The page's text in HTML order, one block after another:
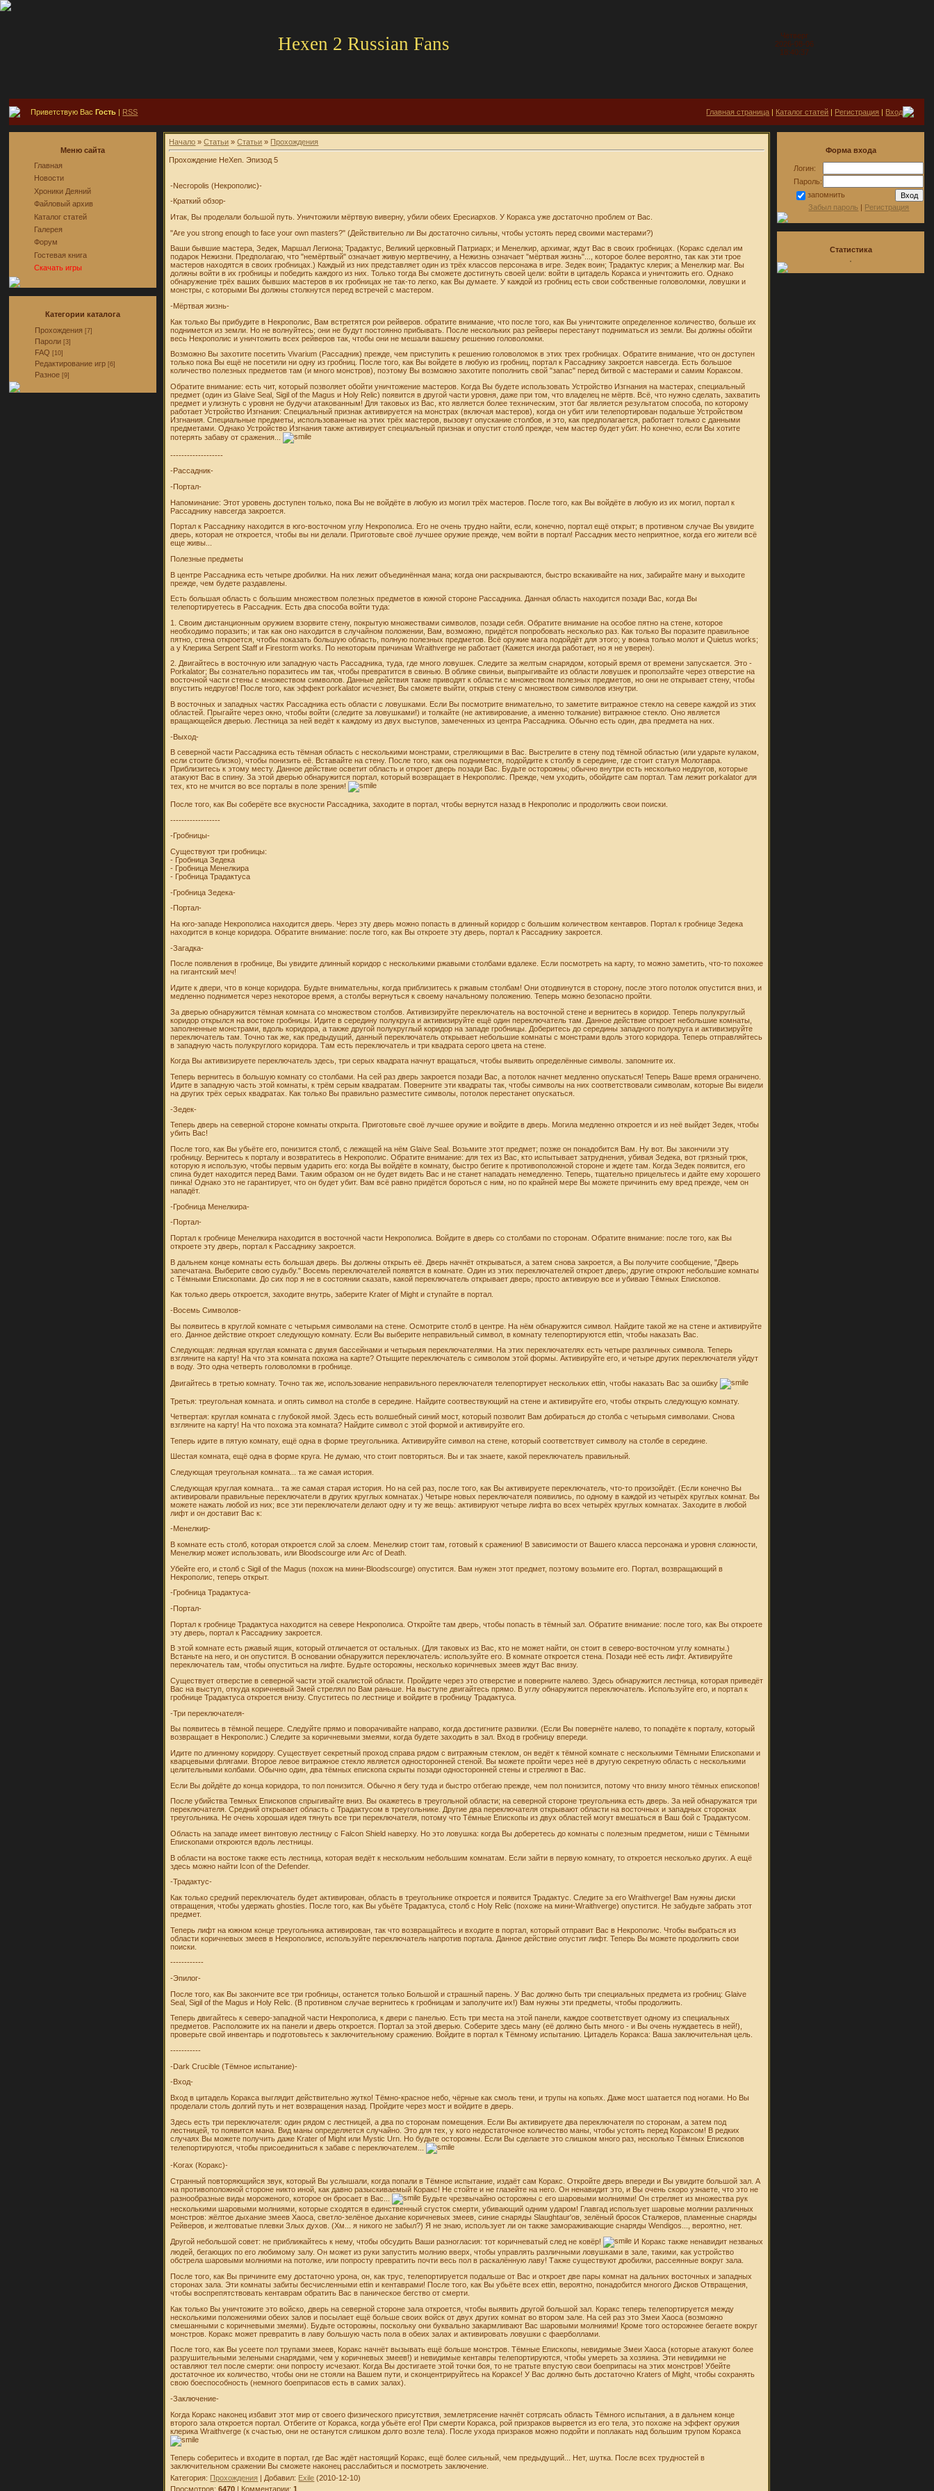
Hexen 2 Russian Fans
Четверг
2026-08-06
18:40:37
Приветствую ВасГость | RSS Главная страница | Каталог статей | Регистрация | Вход
Меню сайта
Главная
Новости
Хроники Деяний
Файловый архив
Каталог статей
Галерея
Форум
Гостевая книга
Скачать игры
Категории каталога
Прохождения [7]
Пароли [3]
FAQ [10]
Редактирование игр [6]
Разное [9]
Начало »Статьи »Статьи » Прохождения
Прохождение HeXen. Эпизод 5
-Necropolis (Некрополис)-
-Краткий обзор-
Итак, Вы проделали большой путь. Уничтожили мёртвую виверну, убили обеих Ересиархов. У Коракса уже достаточно проблем от Вас.
"Are you strong enough to face your own masters?" (Действительно ли Вы достаточно сильны, чтобы устоять перед своими мастерами?)
Ваши бывшие мастера, Зедек, Маршал Легиона; Традактус, Великий церковный Патриарх; и Менелкир, архимаг, ждут Вас в своих гробницах. (Коракс сделал им
подарок Нежизни. Предполагаю, что "немёртвый" означает живую мертвечину, а Нежизнь означает "мёртвая жизнь"..., которое более вероятно, так как эти трое
мастеров находятся в своих гробницах.) Каждый из них представляет один из трёх классов персонажа в игре. Зедек воин; Традактус клерик; а Менелкир маг. Вы
должны войти в их гробницы и победить каждого из них. Только тогда Вы сможете достигнуть своей цели: войти в цитадель Коракса и уничтожить его. Однако
обнаружение трёх ваших бывших мастеров в их гробницах не так-то легко, как Вы думаете. У каждой из гробниц есть свои собственные головоломки, ловушки и
монстры, с которыми Вы должны столкнутся перед встречей с мастером.
-Мёртвая жизнь-
Как только Вы прибудите в Некрополис, Вам встретятся рои рейверов. обратите внимание, что после того, как Вы уничтожите определенное количество, больше их
поднимется из земли. Но не волнуйтесь; они не будут постоянно прибывать. После нескольких раз рейверы перестанут подниматься из земли. Вы должны обойти
весь Некрополис и уничтожить всех рейверов так, чтобы они не мешали вашему решению головоломки.
Возможно Вы захотите посетить Vivarium (Рассадник) прежде, чем приступить к решению головоломок в этих трех гробницах. Обратите внимание, что он доступен
только пока Вы ещё не посетили ни одну из гробниц. После того, как Вы войдете в любую из гробниц, портал к Рассаднику закроется навсегда. Есть большое
количество полезных предметов там (и много монстров), поэтому Вы возможно захотите пополнить свой "запас" перед битвой с мастерами и самим Кораксом.
Обратите внимание: есть чит, который позволяет обойти уничтожение мастеров. Когда Вы будете использовать Устройство Изгнания на мастерах, специальный
предмет (один из Glaive Seal, Sigil of the Magus и Holy Relic) появится в другой части уровня, даже при том, что владелец не мёртв. Всё, что нужно сделать, захватить
предмет и улизнуть с уровня не будучи атакованным! Для таковых из Вас, кто является более техническим, этот баг является результатом способа, по которому
работает Устройство Изгнания: Специальный признак активируется на монстрах (включая мастеров), когда он убит или телепортирован подальше Устройством
Изгнания. Специальные предметы, использованные на этих трёх мастеров, вызовут опускание столбов, и это, как предполагается, работает только с данными
предметами. Однако Устройство Изгнания также активирует специальный признак и опустит столб прежде, чем мастер будет убит. Но конечно, если Вы хотите
потерять забаву от сражения...
-------------------
-Рассадник-
-Портал-
Напоминание: Этот уровень доступен только, пока Вы не войдёте в любую из могил трёх мастеров. После того, как Вы войдёте в любую из их могил, портал к
Рассаднику навсегда закроется.
Портал к Рассаднику находится в юго-восточном углу Некрополиса. Его не очень трудно найти, если, конечно, портал ещё открыт; в противном случае Вы увидите
дверь, которая не откроется, чтобы вы ни делали. Приготовьте своё лучшее оружие прежде, чем войти в портал! Рассадник место неприятное, когда его жители всё
еще живы...
Полезные предметы
В центре Рассадника есть четыре дробилки. На них лежит объединённая мана; когда они раскрываются, быстро вскакивайте на них, забирайте ману и выходите
прежде, чем будете раздавлены.
Есть большая область с большим множеством полезных предметов в южной стороне Рассадника. Данная область находится позади Вас, когда Вы
телепортируетесь в Рассадник. Есть два способа войти туда:
1. Своим дистанционным оружием взорвите стену, покрытую множествами символов, позади себя. Обратите внимание на особое пятно на стене, которое
необходимо поразить; и так как оно находится в случайном положении, Вам, возможно, придётся попробовать несколько раз. Как только Вы поразите правильное
пятно, стена откроется, чтобы показать большую область, полную полезных предметов. Всё оружие мага подойдёт для этого; у воина только молот и Quietus works;
а у Клерика Serpent Staff и Firestorm works. По некоторым причинам Wraithverge не работает (Кажется иногда работает, но я не уверен).
2. Двигайтесь в восточную или западную часть Рассадника, туда, где много ловушек. Следите за желтым снарядом, который время от времени запускается. Это -
Porkalator; Вы сознательно поразитесь им так, чтобы превратится в свинью. В облике свиньи, выпрыгивайте из области ловушек и проползайте через отверстие на
восточной части стены с множеством символов. Данные действия также приводят к области с множеством полезных предметов, но они не открывает стену, чтобы
впустить недругов! После того, как эффект porkalator исчезнет, Вы сможете выйти, открыв стену с множеством символов изнутри.
В восточных и западных частях Рассадника есть области с ловушками. Если Вы посмотрите внимательно, то заметите витражное стекло на севере каждой из этих
областей. Прыгайте через окно, чтобы войти (следите за ловушками!) и толкайте (не активирование, а именно толкание) витражное стекло. Оно является
вращающейся дверью. Лестница за ней ведёт к каждому из двух выступов, замеченных из центра Рассадника. Обычно есть один, два предмета на них.
-Выход-
В северной части Рассадника есть тёмная область с несколькими монстрами, стреляющими в Вас. Выстрелите в стену под тёмной областью (или ударьте кулаком,
если стоите близко), чтобы понизить её. Вставайте на стену. После того, как она поднимется, подойдите к столбу в середине, где стоит статуя Молотавра.
Приблизитесь к этому месту. Данное действие осветит область и откроет дверь позади Вас. Будьте осторожны; обычно внутри есть несколько недругов, которые
атакуют Вас в спину. За этой дверью обнаружится портал, который возвращает в Некрополис. Прежде, чем уходить, обойдите сам портал. Там лежит porkalator для
тех, кто не мчится во все порталы в поле зрения!
После того, как Вы соберёте все вкусности Рассадника, заходите в портал, чтобы вернутся назад в Некрополис и продолжить свои поиски.
------------------
-Гробницы-
Существуют три гробницы:
- Гробница Зедека
- Гробница Менелкира
- Гробница Традактуса
-Гробница Зедека-
-Портал-
На юго-западе Некрополиса находится дверь. Через эту дверь можно попасть в длинный коридор с большим количеством кентавров. Портал к гробнице Зедека
находится в конце коридора. Обратите внимание: после того, как Вы откроете эту дверь, портал к Рассаднику закроется.
-Загадка-
После появления в гробнице, Вы увидите длинный коридор с несколькими ржавыми столбами вдалеке. Если посмотреть на карту, то можно заметить, что-то похожее
на гигантский меч!
Идите к двери, что в конце коридора. Будьте внимательны, когда приблизитесь к ржавым столбам! Они отодвинутся в сторону, после этого потолок опустится вниз, и
медленно поднимется через некоторое время, а столбы вернуться к своему начальному положению. Теперь можно безопасно пройти.
За дверью обнаружится тёмная комната со множеством столбов. Активизируйте переключатель на восточной стене и вернитесь в коридор. Теперь полукруглый
коридор открылся на востоке гробницы. Идите в середину полукруга и активизируйте ещё один переключатель там. Данное действие откроет небольшие комнаты,
заполненные монстрами, вдоль коридора, а также другой полукруглый коридор на западе гробницы. Доберитесь до середины западного полукруга и активизируйте
переключатель там. Точно так же, как предыдущий, данный переключатель открывает небольшие комнаты с монстрами вдоль этого коридора. Теперь отправляйтесь
в западную часть полукруглого коридора. Там есть переключатель и три квадрата серого цвета на стене.
Когда Вы активизируете переключатель здесь, три серых квадрата начнут вращаться, чтобы выявить определённые символы. запомните их.
Теперь вернитесь в большую комнату со столбами. На сей раз дверь закроется позади Вас, а потолок начнет медленно опускаться! Теперь Ваше время ограничено.
Идите в западную часть этой комнаты, к трём серым квадратам. Поверните эти квадраты так, чтобы символы на них соответствовали символам, которые Вы видели
на других трёх серых квадратах. Как только Вы правильно разместите символы, потолок перестанет опускаться.
-Зедек-
Теперь дверь на северной стороне комнаты открыта. Приготовьте своё лучшее оружие и войдите в дверь. Могила медленно откроется и из неё выйдет Зедек, чтобы
убить Вас!
После того, как Вы убьёте его, понизится столб, с лежащей на нём Glaive Seal. Возьмите этот предмет; позже он понадобится Вам. Ну вот. Вы закончили эту
гробницу. Вернитесь к порталу и возвратитесь в Некрополис. Обратите внимание: для тех из Вас, кто испытывает затруднения, убивая Зедека, вот грязный трюк,
которую я использую, чтобы первым ударить его: когда Вы войдёте в комнату, быстро бегите к противоположной стороне и ждете там. Когда Зедек появится, его
спина будет находится перед Вами. Таким образом он не будет видеть Вас и не станет нападать немедленно. Теперь, тщательно прицельтесь и дайте ему хорошего
пинка! Однако это не гарантирует, что он будет убит. Вам всё равно придётся бороться с ним, но по крайней мере Вы можете причинить ему вред прежде, чем он
нападёт.
-Гробница Менелкира-
-Портал-
Портал к гробнице Менелкира находится в восточной части Некрополиса. Войдите в дверь со столбами по сторонам. Обратите внимание: после того, как Вы
откроете эту дверь, портал к Рассаднику закроется.
В дальнем конце комнаты есть большая дверь. Вы должны открыть её. Дверь начнёт открываться, а затем снова закроется, а Вы получите сообщение, "Дверь
запечатана. Выберите свою судьбу." Восемь переключателей появятся в комнате. Один из этих переключателей откроет дверь; другие откроют небольшие комнаты
с Тёмными Епископами. До сих пор я не в состоянии сказать, какой переключатель открывает дверь; просто активирую все и убиваю Тёмных Епископов.
Как только дверь откроется, заходите внутрь, заберите Krater of Might и ступайте в портал.
-Восемь Символов-
Вы появитесь в круглой комнате с четырьмя символами на стене. Осмотрите столб в центре. На нём обнаружится символ. Найдите такой же на стене и активируйте
его. Данное действие откроет следующую комнату. Если Вы выберите неправильный символ, в комнату телепортируются ettin, чтобы наказать Вас.
Следующая: ледяная круглая комната с двумя бассейнами и четырьмя переключателями. На этих переключателях есть четыре различных символа. Теперь
взгляните на карту! На что эта комната похожа на карте? Отыщите переключатель с символом этой формы. Активируйте его, и четыре других переключателя уйдут
в воду. Это одна четверть головоломки в гробнице.
Двигайтесь в третью комнату. Точно так же, использование неправильного переключателя телепортирует нескольких ettin, чтобы наказать Вас за ошибку
Третья: треугольная комната. и опять символ на столбе в середине. Найдите соотвествующий на стене и активируйте его, чтобы открыть следующую комнату.
Четвертая: круглая комната с глубокой ямой. Здесь есть волшебный синий мост, который позволит Вам добираться до столба с четырьмя символами. Снова
взгляните на карту! На что похожа эта комната? Найдите символ с этой формой и активируйте его.
Теперь идите в пятую комнату, ещё одна в форме треугольника. Активируйте символ на стене, который соответствует символу на столбе в середине.
Шестая комната, ещё одна в форме круга. Не думаю, что стоит повторяться. Вы и так знаете, какой переключатель правильный.
Следующая треугольная комната... та же самая история.
Следующая круглая комната... та же самая старая история. Но на сей раз, после того, как Вы активируете переключатель, что-то произойдёт. (Если конечно Вы
активировали правильные переключатели в других круглых комнатах.) Четыре новых переключателя появились, по одному в каждой из четырёх круглых комнат. Вы
можете нажать любой из них; все эти переключатели делают одну и ту же вещь: активируют четыре лифта во всех четырёх круглых комнатах. Заходите в любой
лифт и он доставит Вас к:
-Mенелкир-
В комнате есть столб, которая откроется слой за слоем. Менелкир стоит там, готовый к сражению! В зависимости от Вашего класса персонажа и уровня сложности,
Менелкир может использовать, или Bloodscourge или Arc of Death.
Убейте его, и столб с Sigil of the Magus (похож на мини-Bloodscourge) опустится. Вам нужен этот предмет, поэтому возьмите его. Портал, возвращающий в
Некрополис, теперь открыт.
-Гробница Традактуса-
-Портал-
Портал к гробнице Традактуса находится на севере Некрополиса. Откройте там дверь, чтобы попасть в тёмный зал. Обратите внимание: после того, как Вы откроете
эту дверь, портал к Рассаднику закроется.
В этой комнате есть ржавый ящик, который отличается от остальных. (Для таковых из Вас, кто не может найти, он стоит в северо-восточном углу комнаты.)
Встаньте на него, и он опустится. В основании обнаружится переключатель: используйте его. В комнате откроется стена. Позади неё есть лифт. Активируйте
переключатель там, чтобы опуститься на лифте. Будьте осторожны, несколько коричневых змеев ждут Вас внизу.
Существует отверстие в северной части этой скалистой области. Пройдите через это отверстие и поверните налево. Здесь обнаружится лестница, которая приведёт
Вас на выступ, откуда коричневый Змей стрелял по Вам раньше. На выступе двигайтесь прямо. В углу обнаружится переключатель. Используйте его, и портал к
гробнице Традактуса откроется внизу. Спуститесь по лестнице и войдите в гробницу Традактуса.
-Три переключателя-
Вы появитесь в тёмной пещере. Следуйте прямо и поворачивайте направо, когда достигните развилки. (Если Вы повернёте налево, то попадёте к порталу, который
возвращает в Некрополис.) Следите за коричневыми змеями, когда будете заходить в зал. Вход в гробницу впереди.
Идите по длинному коридору. Существует секретный проход справа рядом с витражным стеклом, он ведёт к тёмной комнате с несколькими Тёмными Епископами и
кварцевыми флягами. Второе левое витражное стекло является односторонней стеной. Вы можете пройти через неё в другую секретную область с несколькими
целительными колбами. Обычно один, два тёмных епископа скрыты позади односторонней стены и стреляют в Вас.
Если Вы дойдёте до конца коридора, то пол понизится. Обычно я бегу туда и быстро отбегаю прежде, чем пол понизится, потому что внизу много тёмных епископов!
После убийства Темных Епископов спрыгивайте вниз. Вы окажетесь в треугольной области; на северной стороне треугольника есть дверь. За ней обнаружатся три
переключателя. Средний открывает область с Традактусом в треугольнике. Другие два переключателя открывают области на восточных и западных сторонах
треугольника. Не очень хорошая идея тянуть все три переключателя, потому что Тёмные Епископы из двух областей могут вмешаться в Ваш бой с Традактусом.
Область на западе имеет винтовую лестницу с Falcon Shield наверху. Но это ловушка: когда Вы доберетесь до комнаты с полезным предметом, ниши с Тёмными
Епископами откроются вдоль лестницы.
В области на востоке также есть лестница, которая ведёт к нескольким небольшим комнатам. Если зайти в первую комнату, то откроется несколько других. А ещё
здесь можно найти Icon of the Defender.
-Традактус-
Как только средний переключатель будет активирован, область в треугольнике откроется и появится Традактус. Следите за его Wraithverge! Вам нужны диски
отвращения, чтобы удержать ghosties. После того, как Вы убьёте Традактуса, столб с Holy Relic (похоже на мини-Wraithverge) опустится. Не забудьте забрать этот
предмет.
Теперь лифт на южном конце треугольника активирован, так что возвращайтесь и входите в портал, который отправит Вас в Некрополис. Чтобы выбраться из
области коричневых змеев в Некрополисе, используйте переключатель напротив портала. Данное действие опустит лифт. Теперь Вы можете продолжить свои
поиски.
------------
-Эпилог-
После того, как Вы закончите все три гробницы, останется только Большой и страшный парень. У Вас должно быть три специальных предмета из гробниц: Glaive
Seal, Sigil of the Magus и Holy Relic. (В противном случае вернитесь к гробницам и заполучите их!) Вам нужны эти предметы, чтобы продолжить.
Теперь двигайтесь к северо-западной части Некрополиса, к двери с панелью. Есть три места на этой панели, каждое соответствует одному из специальных
предметов. Расположите их на панели и дверь откроется. Портал за этой дверью. Соберите здесь ману (её должно быть много - и Вы очень нуждаетесь в ней!),
проверьте свой инвентарь и подготовьтесь к заключительному сражению. Войдите в портал к Тёмному испытанию. Цитадель Коракса: Ваша заключительная цель.
-----------
-Dark Crucible (Тёмное испытание)-
-Вход-
Вход в цитадель Коракса выглядит действительно жутко! Тёмно-красное небо, чёрные как смоль тени, и трупы на копьях. Даже мост шатается под ногами. Но Вы
проделали столь долгий путь и нет возвращения назад. Пройдите через мост и войдите в дверь.
Здесь есть три переключателя: один рядом с лестницей, а два по сторонам помещения. Если Вы активируете два переключателя по сторонам, а затем под
лестницей, то появится мана. Вид маны определяется случайно. Это для тех, у кого недостаточное количество маны, чтобы устоять перед Кораксом! В редких
случаях Вы можете получить даже Krater of Might или Mystic Urn. Но будьте осторожны. Если Вы сделаете это слишком много раз, несколько Тёмных Епископов
телепортируются, чтобы присоединиться к забаве с переключателем...
-Korax (Коракс)-
Странный повторяющийся звук, который Вы услышали, когда попали в Тёмное испытание, издаёт сам Коракс. Откройте дверь впереди и Вы увидите большой зал. А
на противоположной стороне никто иной, как давно разыскиваемый Коракс! Не стойте и не глазейте на него. Он ненавидит это, и Вы очень скоро узнаете, что это не
разнообразные виды мороженого, которое он бросает в Вас...
Будьте чрезвычайно осторожны с его шаровыми молниями! Он стреляет из множества рук
несколькими шаровыми молниями, которые сходятся в единственный сгусток смерти, убивающий одним ударом! Главгад использует шаровые молнии различных
монстров: жёлтое дыхание змеев Хаоса, светло-зелёное дыхание коричневых змеев, синие снаряды Slaughtaur'ов, зелёный бросок Сталкеров, пламенные снаряды
Рейверов, и желтоватые плевки Злых духов. (Хм... я никого не забыл?) Я не знаю, использует ли он также замораживающие снаряды Wendigos..., вероятно, нет.
Другой небольшой совет: не приближайтесь к нему, чтобы обсудить Ваши разногласия: тот коричневатый след не ковёр!
И Коракс также ненавидит незваных
людей, бегающих по его любимому залу. Он может из руки запустить молнию вверх, чтобы управлять различными ловушками в зале, такими, как устройство
обстрела шаровыми молниями на потолке, или попросту превратить почти весь пол в раскалённую лаву! Также существуют дробилки, рассеянные вокруг зала.
После того, как Вы причините ему достаточно урона, он, как трус, телепортируется подальше от Вас и откроет две пары комнат на дальних восточных и западных
сторонах зала. Эти комнаты забиты бесчисленными ettin и кентаврами! После того, как Вы убьёте всех ettin, вероятно, понадобится многого Дисков Отвращения,
чтобы воспрепятствовать кентаврам обратить Вас в паническое бегство от смерти.
Как только Вы уничтожите это войско, дверь на северной стороне зала откроется, чтобы выявить другой большой зал. Коракс теперь телепортируется между
несколькими положениями обеих залов и посылает ещё больше своих войск от двух других комнат во втором зале. На сей раз это Змеи Хаоса (возможно
смешанными с коричневыми змеями). Будьте осторожны, поскольку они буквально закармливают Вас шаровыми молниями! Кроме того осторожнее бегаете вокруг
монстров. Коракс может превратить в лаву большую часть пола в обеих залах и активировать ловушки с фаерболлами.
После того, как Вы усеете пол трупами змеев, Коракс начнёт вызывать ещё больше монстров. Тёмные Епископы, невидимые Змеи Хаоса (которые атакуют более
разрушительными зелеными снарядами, чем у коричневых змеев!) и невидимые кентавры телепортируются, чтобы умереть за хозяина. Эти невидимки не
оставляют тел после смерти: они попросту исчезают. Когда Вы достигаете этой точки боя, то не тратьте впустую свои боеприпасы на этих монстров! Убейте
достаточное их количество, чтобы они не стояли на Вашем пути, и сконцентрируйтесь на Кораксе! У Вас должно быть достаточно Kraters of Might, чтобы сохранять
свою боеспособность (немного боеприпасов есть в самих залах).
-Заключение-
Когда Коракс наконец избавит этот мир от своего физического присутствия, землетрясение начнёт сотрясать область Тёмного испытания, а в дальнем конце
второго зала откроется портал. Отбегите от Коракса, когда убьёте его! При смерти Коракса, рой призраков вырвется из его тела, это похоже на эффект оружия
клерика Wraithverge (к счастью, они не останутся слишком долго возле тела). После ухода призраков можно подойти и поплакать над большим трупом Коракса
Теперь соберитесь и входите в портал, где Вас ждёт настоящий Коракс, ещё более сильный, чем предыдущий... Нет, шутка. После всех трудностей в
заключительном сражении Вы сможете наконец расслабиться и посмотреть заключение.
Категория: Прохождения | Добавил: Exile (2010-12-10)
Просмотров:6470 | Комментарии:1
Форма входа
Логин:
Пароль:
запомнить
Забыл пароль | Регистрация
Статистика